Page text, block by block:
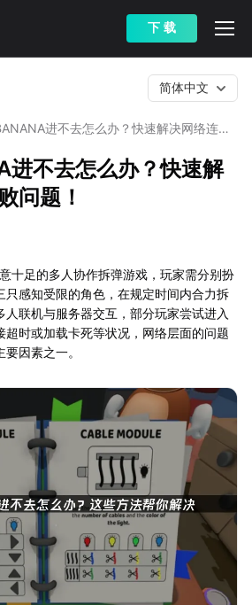
下 载
进不去怎么办？快速解决网络连接
简体中文
进不去怎么办？快速解
问题！
十足的多人协作拆弹游戏，玩家需分别扮
只感知受限的角色，在规定时间内合力拆
联机与服务器交互，部分玩家尝试进入
超时或加载卡死等状况，网络层面的问题
因素之一。